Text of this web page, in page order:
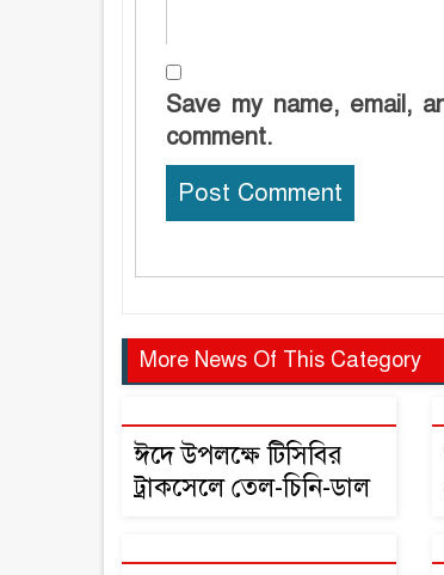
Save my name, email,
comment.
More News Of This Category
ঈদে উপলক্ষে টিসিবির
ট্রাকসেলে তেল-চিনি-ডাল